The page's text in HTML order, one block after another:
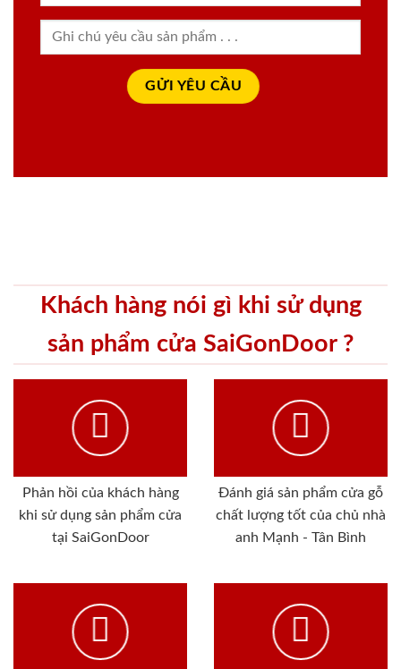
Khách hàng nói gì khi sử dụng
sản phẩm cửa SaiGonDoor ?
Phản hồi của khách hàng
khi sử dụng sản phẩm cửa
tại SaiGonDoor
Đánh giá sản phẩm cửa gỗ
chất lượng tốt của chủ nhà
anh Mạnh - Tân Bình